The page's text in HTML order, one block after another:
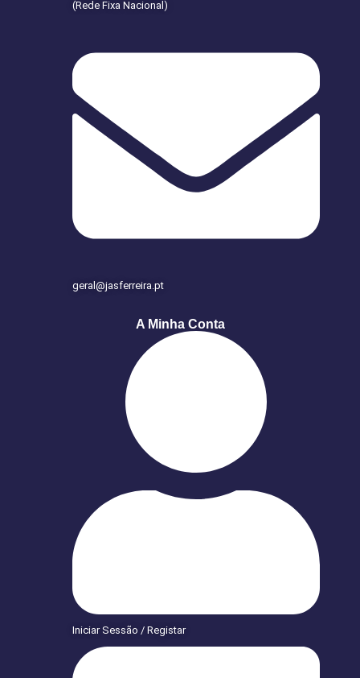
(Rede Fixa Nacional)
geral@jasferreira.pt
A Minha Conta
Iniciar Sessão / Registar